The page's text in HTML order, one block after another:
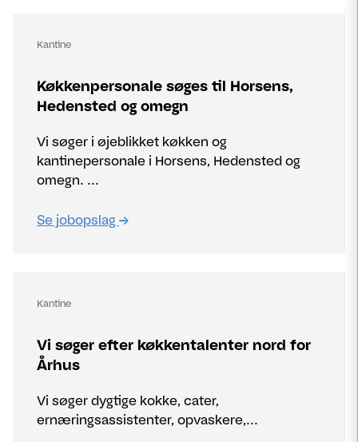
Kantine
Køkkenpersonale søges til Horsens,
Hedensted og omegn
Vi søger i øjeblikket køkken og
kantinepersonale i Horsens, Hedensted og
omegn. ...
Se jobopslag
Kantine
Vi søger efter køkkentalenter nord for
Århus
Vi søger dygtige kokke, cater,
ernæringsassistenter, opvaskere,...